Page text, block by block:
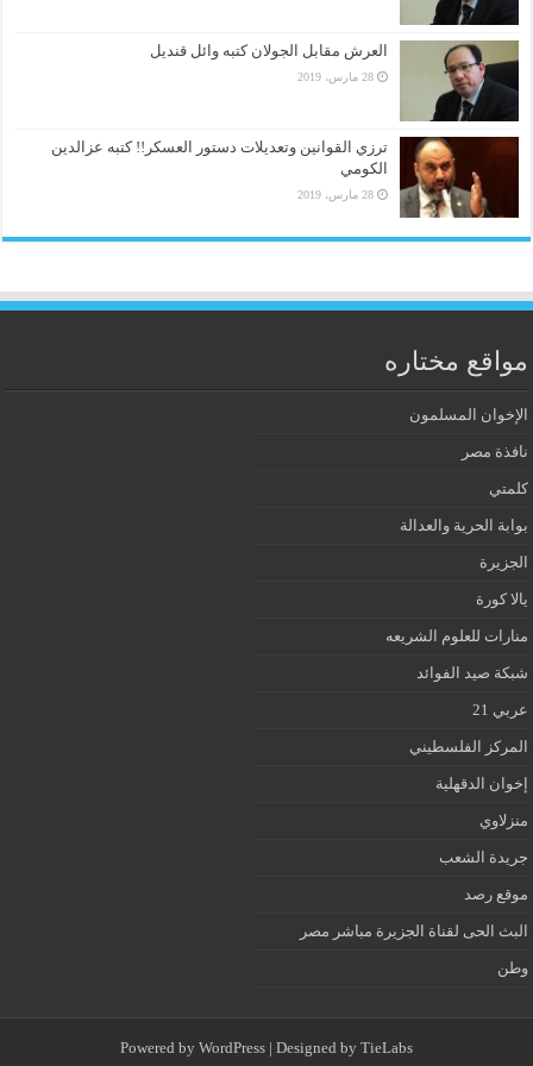
العرش مقابل الجولان كتبه وائل قنديل
28 مارس، 2019
ترزي القوانين وتعديلات دستور العسكر!! كتبه عزالدين
الكومي
28 مارس، 2019
مواقع مختاره
الإخوان المسلمون
نافذة مصر
كلمتي
بوابة الحرية والعدالة
الجزيرة
يالا كورة
منارات للعلوم الشريعه
شبكة صيد الفوائد
عربي 21
المركز الفلسطيني
إخوان الدقهلية
منزلاوي
جريدة الشعب
موقع رصد
البث الحى لقناة الجزيرة مباشر مصر
وطن
Powered by WordPress | Designed by TieLabs